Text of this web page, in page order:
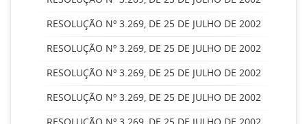
RESOLUÇÃO Nº 3.269, DE 25 DE JULHO DE 2002
RESOLUÇÃO Nº 3.269, DE 25 DE JULHO DE 2002
RESOLUÇÃO Nº 3.269, DE 25 DE JULHO DE 2002
RESOLUÇÃO Nº 3.269, DE 25 DE JULHO DE 2002